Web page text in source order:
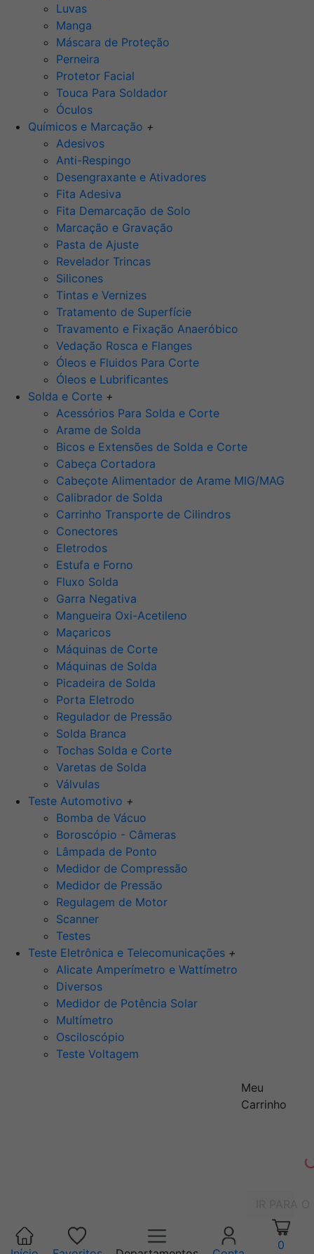
Luvas
Manga
Máscara de Proteção
Perneira
Protetor Facial
Touca Para Soldador
Óculos
Químicos e Marcação +
Adesivos
Anti-Respingo
Desengraxante e Ativadores
Fita Adesiva
Fita Demarcação de Solo
Marcação e Gravação
Pasta de Ajuste
Revelador Trincas
Silicones
Tintas e Vernizes
Tratamento de Superfície
Travamento e Fixação Anaeróbico
Vedação Rosca e Flanges
Óleos e Fluidos Para Corte
Óleos e Lubrificantes
Solda e Corte +
Acessórios Para Solda e Corte
Arame de Solda
Bicos e Extensões de Solda e Corte
Cabeça Cortadora
Cabeçote Alimentador de Arame MIG/MAG
Calibrador de Solda
Carrinho Transporte de Cilindros
Conectores
Eletrodos
Estufa e Forno
Fluxo Solda
Garra Negativa
Mangueira Oxi-Acetileno
Maçaricos
Máquinas de Corte
Máquinas de Solda
Picadeira de Solda
Porta Eletrodo
Regulador de Pressão
Solda Branca
Tochas Solda e Corte
Varetas de Solda
Válvulas
Teste Automotivo +
Bomba de Vácuo
Boroscópio - Câmeras
Lâmpada de Ponto
Medidor de Compressão
Medidor de Pressão
Regulagem de Motor
Scanner
Testes
Teste Eletrônica e Telecomunicações +
Alicate Amperímetro e Wattímetro
Diversos
Medidor de Potência Solar
Multímetro
Osciloscópio
Teste Voltagem
Meu
Carrinho
0